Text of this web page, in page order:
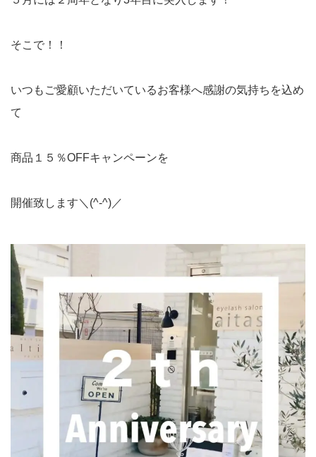
そこで！！
いつもご愛顧いただいているお客様へ感謝の気持ちを込め
て
商品１５％OFFキャンペーンを
開催致します＼(^-^)／